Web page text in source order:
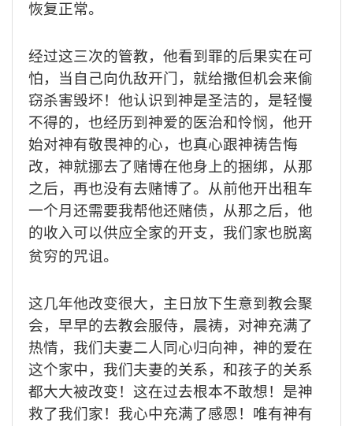
恢复正常。
经过这三次的管教，他看到罪的后果实在可
怕，当自己向仇敌开门，就给撒但机会来偷
窃杀害毁坏！他认识到神是圣洁的，是轻慢
不得的，也经历到神爱的医治和怜悯，他开
始对神有敬畏神的心，也真心跟神祷告悔
改，神就挪去了赌博在他身上的捆绑，从那
之后，再也没有去赌博了。从前他开出租车
一个月还需要我帮他还赌债，从那之后，他
的收入可以供应全家的开支，我们家也脱离
贫穷的咒诅。
这几年他改变很大，主日放下生意到教会聚
会，早早的去教会服侍，晨祷，对神充满了
热情，我们夫妻二人同心归向神，神的爱在
这个家中，我们夫妻的关系，和孩子的关系
都大大被改变！这在过去根本不敢想！是神
救了我们家！我心中充满了感恩！唯有神有